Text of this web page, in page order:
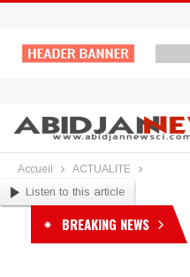
Accueil ACTUALITE
Listen to this article
BREAKING NEWS